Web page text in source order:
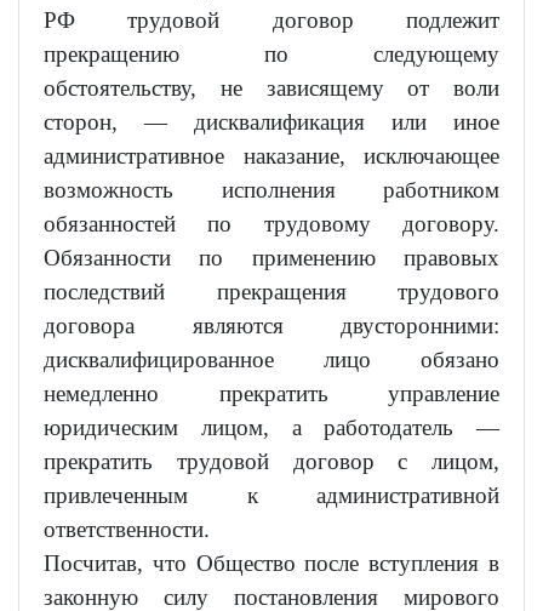
РФ трудовой договор подлежит
прекращению по следующему
обстоятельству, не зависящему от воли
сторон, — дисквалификация или иное
административное наказание, исключающее
возможность исполнения работником
обязанностей по трудовому договору.
Обязанности по применению правовых
последствий прекращения трудового
договора являются двусторонними:
дисквалифицированное лицо обязано
немедленно прекратить управление
юридическим лицом, а работодатель —
прекратить трудовой договор с лицом,
привлеченным к административной
ответственности.
Посчитав, что Общество после вступления в
законную силу постановления мирового